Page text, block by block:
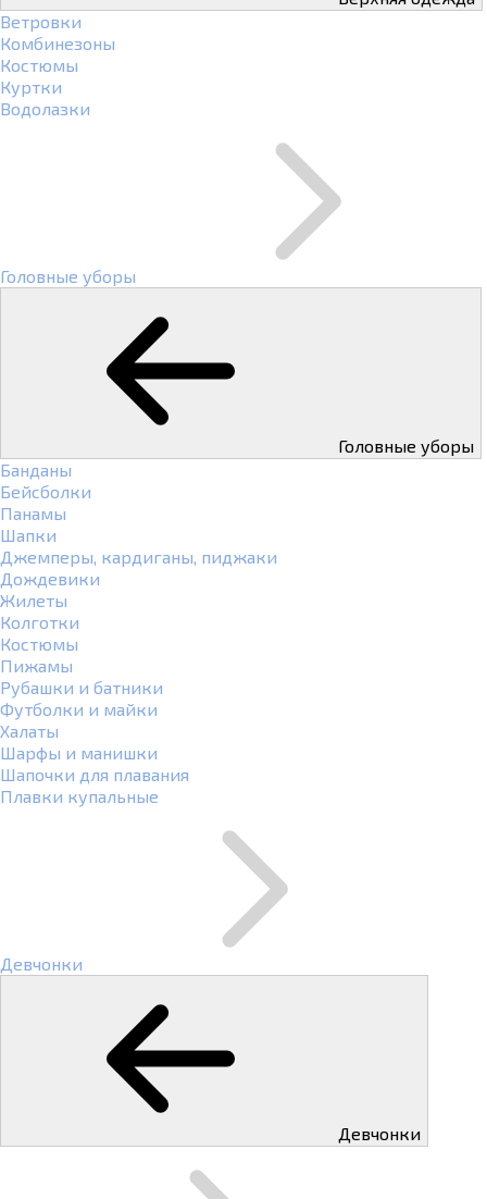
Ветровки
Комбинезоны
Костюмы
Куртки
Водолазки
Головные уборы
Головные уборы
Банданы
Бейсболки
Панамы
Шапки
Джемперы, кардиганы, пиджаки
Дождевики
Жилеты
Колготки
Костюмы
Пижамы
Рубашки и батники
Футболки и майки
Халаты
Шарфы и манишки
Шапочки для плавания
Плавки купальные
Девчонки
Девчонки